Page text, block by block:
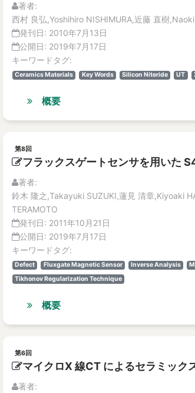
著者:
西村 良弘,Yoshihiro NISHIMURA,近藤 直樹
発刊日: 2010年7月13日
公開日: 2019年7月17日
キーワードタグ:
Ceramics Materials Key Words Silicon Niteride UT
概要
第8回
フラックスゲートセンサを用いた
著者:
鈴木 隆之,Takayuki SUZUKI,蓮見 清章,Kiyoaki
TERAMOTO
発刊日: 2011年10月21日
公開日: 2019年7月17日
キーワードタグ:
Defect Fluxgate Magnetic Sensor Inverse Analysis
Tikhonov Regularization Technique
概要
第6回
マイクロX 線CT によるセラミック
著者: